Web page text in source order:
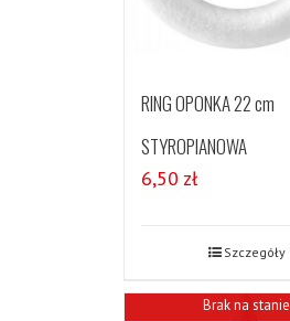
RING OPONKA 22 cm
STYROPIANOWA
6,50 zł
Szczegóły
Brak na stanie